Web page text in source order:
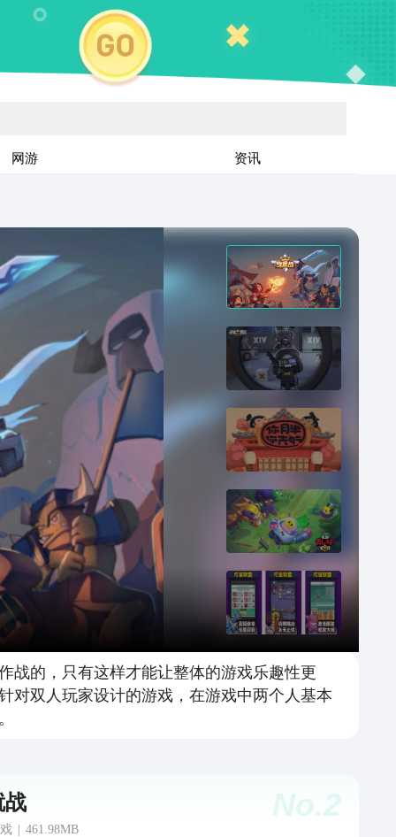
网游 资讯
战的，只有这样才能让整体的游戏乐趣性更
对双人玩家设计的游戏，在游戏中两个人基本
No.2
战
461.98MB